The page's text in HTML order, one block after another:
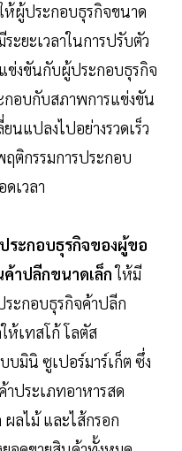
ห้ผู้ประกอบธุรกิจขนาด
ะยะเวลาในการปรับตัว
ข่งขันกับผู้ประกอบธุรกิจ
กอบกับสภาพการแข่งขัน
นแปลงไปอย่างรวดเร็ว
ติกรรมการประกอบ
เวลา
ระกอบธุรกิจของผู้ขอ
าปลีกขนาดเล็กให้มี
ะกอบธุรกิจค้าปลีก
ห้เทสโก้ โลตัส
บมินิ ซูเปอร์มาร์เก็ต ซึ่ง
าประเภทอาหารสด
ลไม้ และไส้กรอก